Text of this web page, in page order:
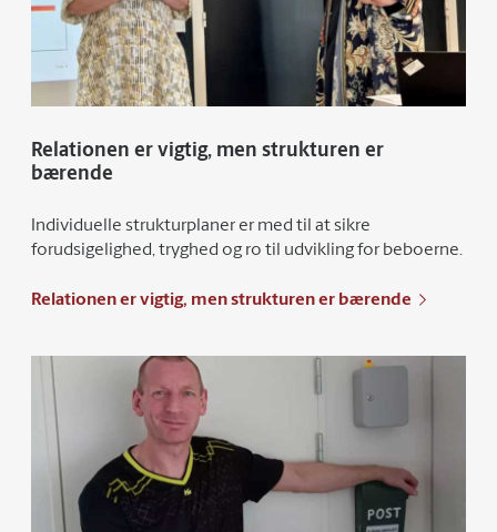
Relationen er vigtig, men strukturen er
bærende
Individuelle strukturplaner er med til at sikre
forudsigelighed, tryghed og ro til udvikling for beboerne.
Relationen er vigtig, men strukturen er bærende